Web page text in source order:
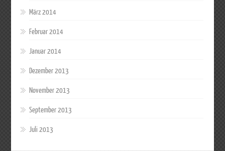
März 2014
Februar 2014
Januar 2014
Dezember 2013
November 2013
September 2013
Juli 2013